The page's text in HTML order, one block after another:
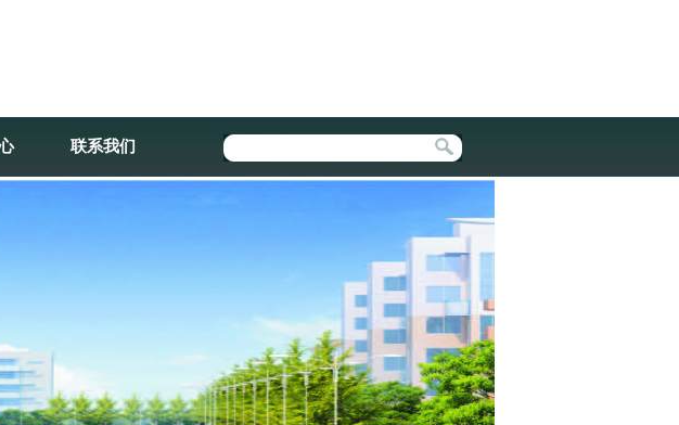
联系我们